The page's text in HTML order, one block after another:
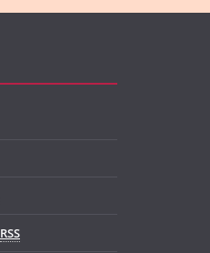
RSS